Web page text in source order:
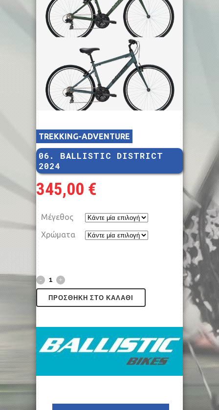
TREKKING-ADVENTURE
06. BALLISTIC DISTRICT
2024
345,00 €
Μέγεθος
Χρώματα
ΠΡΟΣΘΉΚΗ ΣΤΟ ΚΑΛΆΘΙ